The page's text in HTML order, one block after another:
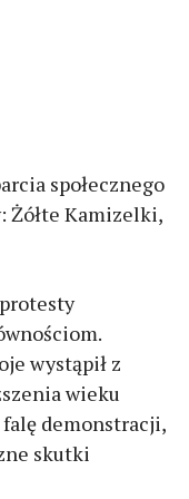
społecznego
Żółte Kamizelki,
wystąpił z
wieku
falę demonstracji,
skutki